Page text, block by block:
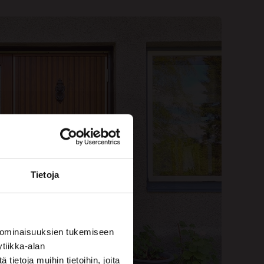
Tietoja
tukemiseen
alan
tietoja muihin tietoihin, joita